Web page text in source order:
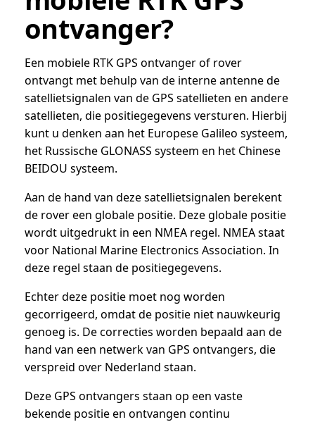
ontvanger?
Een mobiele RTK GPS ontvanger of rover
ontvangt met behulp van de interne antenne de
satellietsignalen van de GPS satellieten en andere
satellieten, die positiegegevens versturen. Hierbij
kunt u denken aan het Europese Galileo systeem,
het Russische GLONASS systeem en het Chinese
BEIDOU systeem.
Aan de hand van deze satellietsignalen berekent
de rover een globale positie. Deze globale positie
wordt uitgedrukt in een NMEA regel. NMEA staat
voor National Marine Electronics Association. In
deze regel staan de positiegegevens.
Echter deze positie moet nog worden
gecorrigeerd, omdat de positie niet nauwkeurig
genoeg is. De correcties worden bepaald aan de
hand van een netwerk van GPS ontvangers, die
verspreid over Nederland staan.
Deze GPS ontvangers staan op een vaste
bekende positie en ontvangen continu